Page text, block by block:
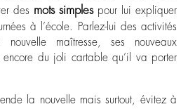
des mots simplespour lui expliquer
à l’école. Parlez-lui des activités
maîtresse, ses nouveaux
du joli cartable qu’il va porter
la nouvelle mais surtout, évitez à